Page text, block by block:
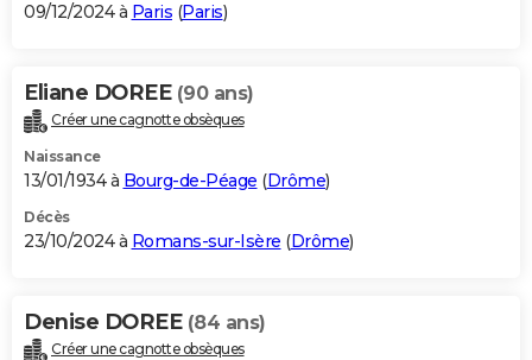
09/12/2024 à Paris (Paris)
Eliane DOREE (90 ans)
Créer une cagnotte obsèques
Naissance
13/01/1934 à Bourg-de-Péage (Drôme)
Décès
23/10/2024 à Romans-sur-Isère (Drôme)
Denise DOREE (84 ans)
Créer une cagnotte obsèques